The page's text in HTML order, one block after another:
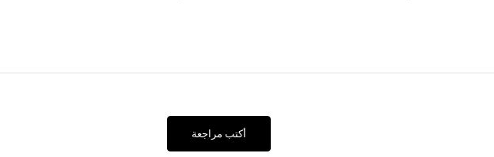
أكتب مراجعة